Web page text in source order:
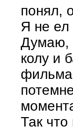
понял,
Я не
Думаю,
колу и
Так